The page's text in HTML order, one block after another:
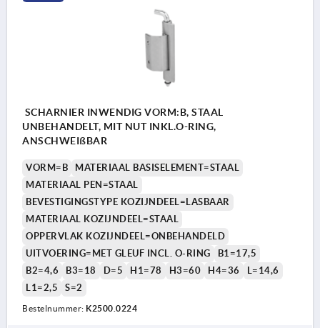
SCHARNIER INWENDIG VORM:B, STAAL
UNBEHANDELT, MIT NUT INKL.O-RING,
ANSCHWEIßBAR
VORM=B
MATERIAAL BASISELEMENT=STAAL
MATERIAAL PEN=STAAL
BEVESTIGINGSTYPE KOZIJNDEEL=LASBAAR
MATERIAAL KOZIJNDEEL=STAAL
OPPERVLAK KOZIJNDEEL=ONBEHANDELD
UITVOERING=MET GLEUF INCL. O-RING
B1=17,5
B2=4,6
B3=18 D=5 H1=78 H3=60 H4=36
L=14,6
L1=2,5
S=2
Bestelnummer: K2500.0224